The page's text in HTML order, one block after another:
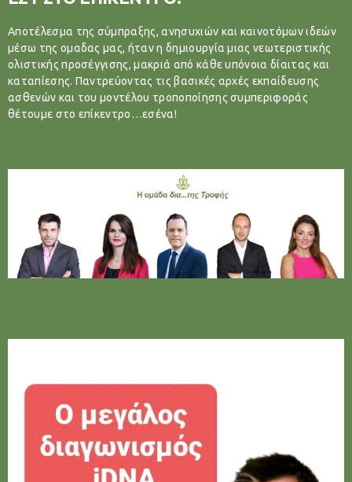
Αποτέλεσμα της σύμπραξης, ανησυχιών και καινοτόμων ιδεών
μέσω της ομαδας μας, ήταν η δημιουργία μιας νεωτεριστικής
ολιστικής προσέγγισης, μακριά από κάθε υπόνοια δίαιτας και
καταπίεσης. Παντρεύοντας τις βασικές αρχές εκπαίδευσης
ασθενών και του μοντέλου τροποποίησης συμπεριφοράς
θέτουμε στο επίκεντρο…εσένα!